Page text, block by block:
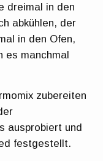
dreimal in den
abkühlen, der
in den Ofen,
es manchmal
zubereiten
ausprobiert und
festgestellt.